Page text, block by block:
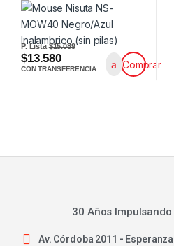
P. Lista$15.089
$13.580
CON TRANSFERENCIA Comprar
30 Años
Av. Córdoba 2011 - Esperanza